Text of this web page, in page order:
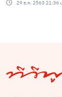
29 ธ.ค. 2563 21:36